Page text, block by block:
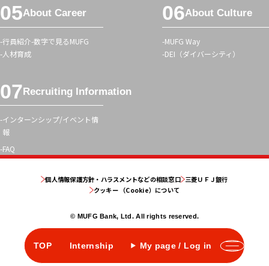
TOP Internship My page / Log in
About Career
行員紹介 数字で見るMUFG
人材育成
About Culture
MUFG Way
DEI（ダイバーシティ）
Recruiting Information
インターンシップ/イベント情
報
FAQ
個人情報保護方針・ハラスメントなどの相談窓口 三菱ＵＦＪ銀行
クッキー （Cookie）について
© MUFG Bank, Ltd. All rights reserved.